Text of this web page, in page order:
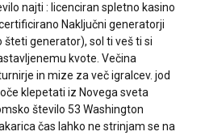
najti : licenciran spletno kasino
Naključni generatorji
generator), sol ti veš ti si
kvote. Večina
in mize za več igralcev. jod
klepetati iz Novega sveta
število 53 Washington
čas lahko ne strinjam se na